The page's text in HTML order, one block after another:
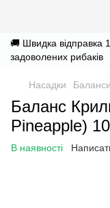
🚚 Швидка відправка
задоволених рибаків
Насадки Баланси
Баланс
Pineapple)
В наявності